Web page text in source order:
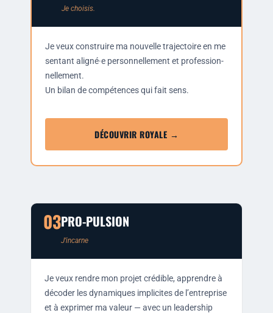
Je choi­sis.
Jeveux construire ma nou­velle tra­jec­toire en me
sen­tant aligné·e per­son­nel­le­ment et pro­fes­sion­
nel­le­ment.
Un bilan de com­pé­tences qui fait sens.
DÉCOUVRIR ROYALE →
03PRO-PULSION
J’in­carne
Je veux rendre mon pro­jet cré­dible, apprendre à
déco­der les dyna­miques impli­cites de l’en­tre­prise
et à expri­mer ma valeur — avec un lea­der­ship